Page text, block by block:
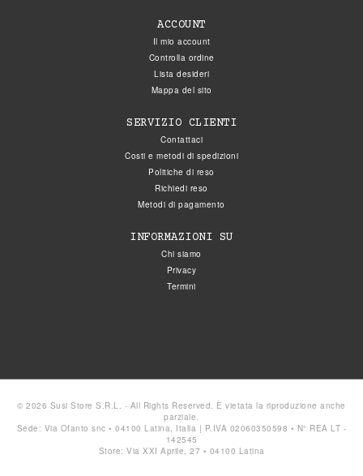
ACCOUNT
Il mio account
Controlla ordine
Lista desideri
Mappa del sito
SERVIZIO CLIENTI
Contattaci
Costi e metodi di spedizioni
Politiche di reso
Richiedi reso
Metodi di pagamento
INFORMAZIONI SU
Chi siamo
Privacy
Termini
© 2026 Susi Store S.R.L. - All Rights Reserved. È vietata la riproduzione anche
parziale.
Sede: Via Ofanto snc • 04100 Latina, Italia | P.IVA 02060350598 • N° REA LT -
142545
Store: Via XXI Aprile, 27 • 04100 Latina